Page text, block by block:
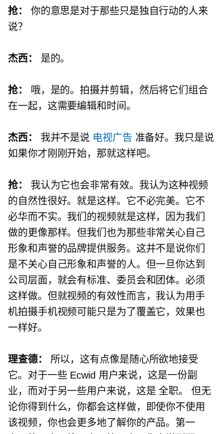
抢：
你的意思是对于那些只是独自行动的人来
说？
杰西： 是的。
抢：
哦，是的。拍摄并剪辑，然后将它们组合
在一起，这需要编辑和时间。
杰西： 我并不是说 电视广告 准备好。我只是说
如果你才刚刚开始，那就这样吧。
抢：
我认为它也会非常有效。我认为这种视频
的自然性很好。就是这样。它不必完美。它不
必华而不实。我们的视频就是这样，因为我们
做的更像那样。但我们也为那些非常关心自己
形象和声誉的品牌提供服务。这并不是说你们
是不关心自己形象和声誉的人。但一旦你达到
公司层面，就会有标准、委员会和团体。必须
这样做。但就视频的有效性而言，我认为用手
机拍摄手机视频可能只是为了覆盖它，效果也
一样好。
理查德：
所以，这有点像是随心所欲地接受
它。对于一些 Ecwid 用户来说，这是一份副
业，而对于另一些用户来说，这是全职。
但无
论你得到什么，你都会这样做，即使你不使用
该视频，你也会更多地了解你的产品。第一